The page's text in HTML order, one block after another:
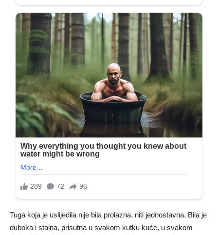
Tuga koja je uslijedila nije bila prolazna, niti jednostavna. Bila je
duboka i stalna, prisutna u svakom kutku kuće, u svakom